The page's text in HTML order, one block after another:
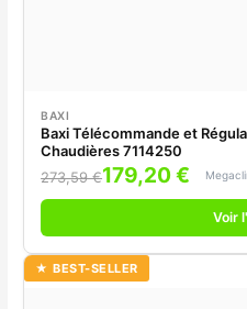
BAXI
Baxi Télécommande et
Chaudières 7114250
273,59 €179,20 €
Voir
★ BEST-SELLER